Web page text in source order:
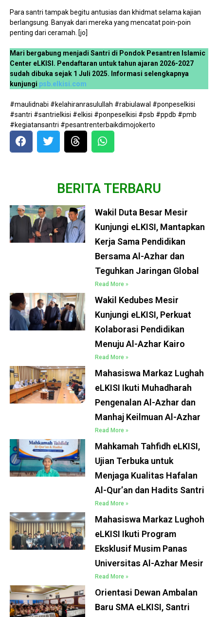
Para santri tampak begitu antusias dan khidmat selama kajian
berlangsung. Banyak dari mereka yang mencatat poin-poin
penting dari ceramah. [jo]
Mari bergabung menjadi Santri di Pondok Pesantren Islamic
Center eLKISI. Pendaftaran untuk tahun ajaran 2026-2027
sudah dibuka sejak 1 Juli 2025. Informasi selengkapnya
kunjungi psb.elkisi.com
#maulidnabi #kelahiranrasulullah #rabiulawal #ponpeselkisi
#santri #santrielkisi #elkisi #ponpeselkisi #psb #ppdb #pmb
#kegiatansantri #pesantrenterbaikdimojokerto
BERITA TERBARU
Wakil Duta Besar Mesir
Kunjungi eLKISI, Mantapkan
Kerja Sama Pendidikan
Bersama Al-Azhar dan
Teguhkan Jaringan Global
Read More »
Wakil Kedubes Mesir
Kunjungi eLKISI, Perkuat
Kolaborasi Pendidikan
Menuju Al-Azhar Kairo
Read More »
Mahasiswa Markaz Lughah
eLKISI Ikuti Muhadharah
Pengenalan Al-Azhar dan
Manhaj Keilmuan Al-Azhar
Read More »
Mahkamah Tahfidh eLKISI,
Ujian Terbuka untuk
Menjaga Kualitas Hafalan
Al-Qur’an dan Hadits Santri
Read More »
Mahasiswa Markaz Lughoh
eLKISI Ikuti Program
Eksklusif Musim Panas
Universitas Al-Azhar Mesir
Read More »
Orientasi Dewan Ambalan
Baru SMA eLKISI, Santri